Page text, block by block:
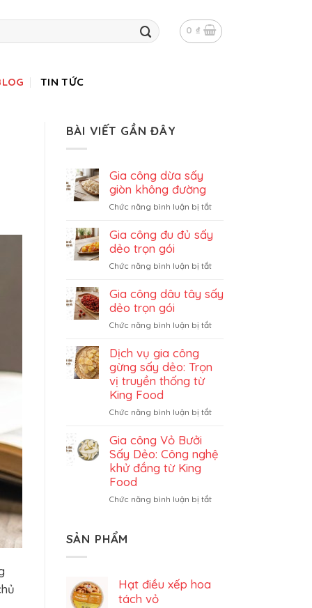
0 ₫
TIN TỨC
BÀI VIẾT GẦN ĐÂY
Gia công dừa sấy
giòn không đường
Chức năng bình luận bị tắtở
công
dừa
giòn
đường
Gia công đu đủ sấy
dẻo trọn gói
Chức năng bình luận bị tắtở
công
đu
sấy
gói
Gia công dâu tây sấy
dẻo trọn gói
Chức năng bình luận bị tắtở
tây
trọn
Dịch vụ gia công
gừng sấy dẻo: Trọn
vị truyền thống từ
King Food
Chức năng bình luận bị tắtở
gia
công
dẻo:
Gia công Vỏ Bưởi
Sấy Dẻo: Công nghệ
khử đắng từ King
Food
Chức năng bình luận bị tắtở
SẢN PHẨM
Hạt điều xếp hoa
tách vỏ